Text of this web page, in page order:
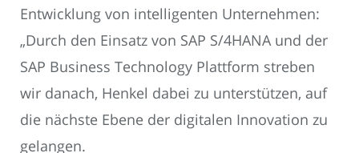
Entwicklung von intelligenten Unternehmen:
„Durch den Einsatz von SAP S/4HANA und der
SAP Business Technology Plattform streben
wir danach, Henkel dabei zu unterstützen, auf
die nächste Ebene der digitalen Innovation zu
gelangen.